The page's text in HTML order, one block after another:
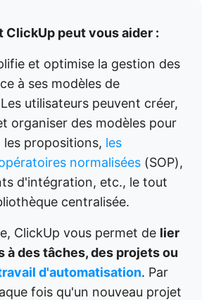
ClickUp peut vous aider :
et optimise la gestion des
à ses modèles de
utilisateurs peuvent créer,
organiser des modèles pour
propositions, les
normalisées (SOP),
d'intégration, etc., le tout
centralisée.
ClickUp vous permet de lier
à des tâches, des projets ou
d'automatisation. Par
fois qu'un nouveau projet